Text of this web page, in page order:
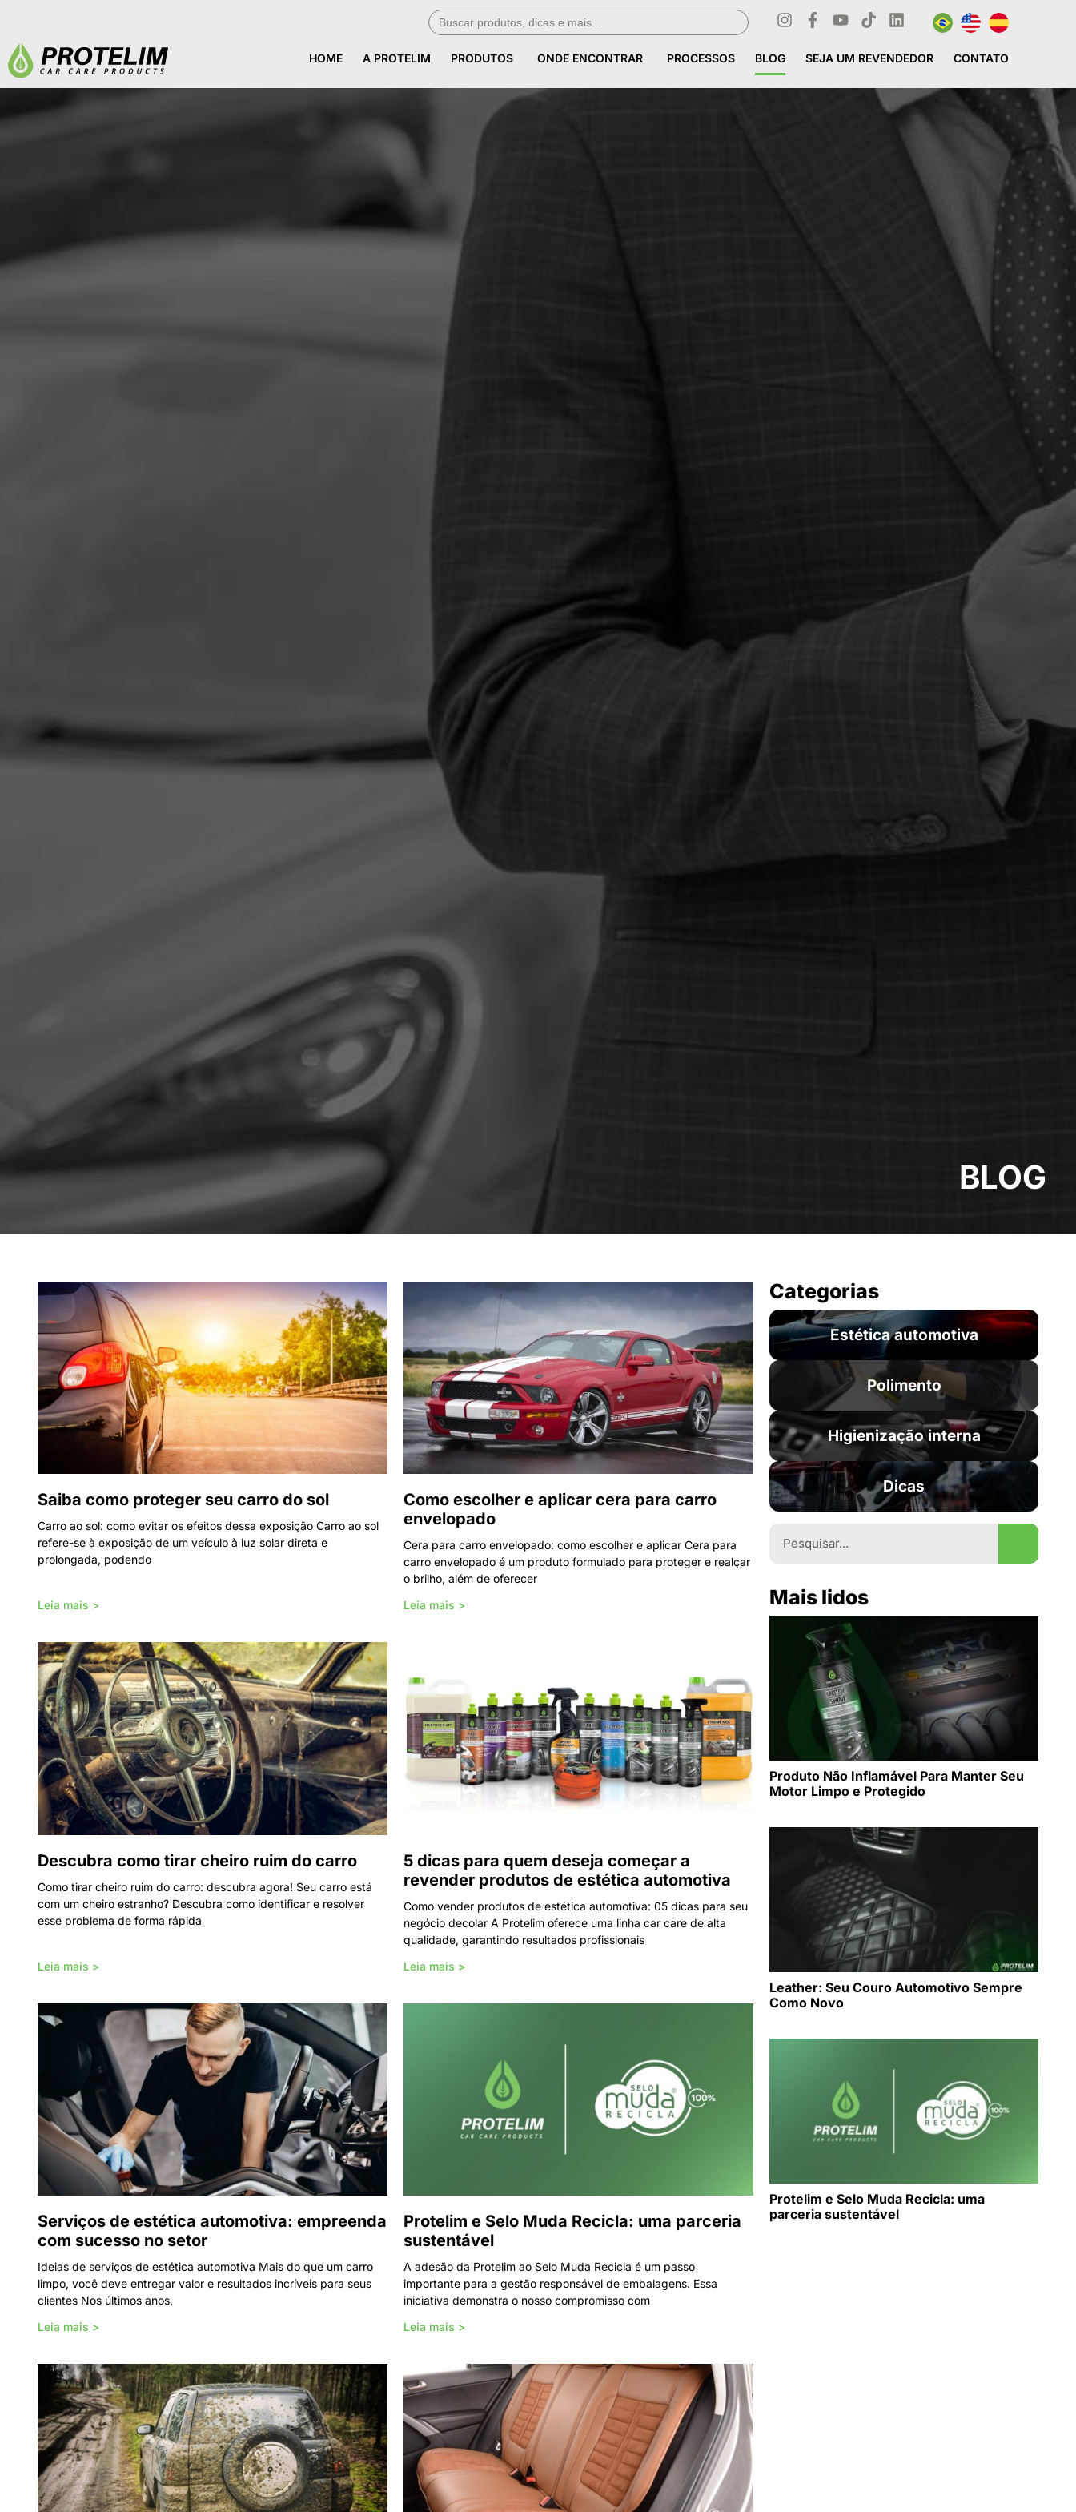
A PROTELIM PRODUTOS ONDE ENCONTRAR BLOG SEJA UM REVENDEDOR CONTATO
Search
for:
HOME A PROTELIM PRODUTOS ONDE ENCONTRAR PROCESSOS BLOG SEJA UM REVENDEDOR CONTATO
BLOG
Saiba como proteger seu carro do sol
Carro ao sol: como evitar os efeitos dessa exposição Carro ao sol
refere-se à exposição de um veículo à luz solar direta e
prolongada, podendo
Leia mais >
Como escolher e aplicar cera para carro
envelopado
Cera para carro envelopado: como escolher e aplicar Cera para
carro envelopado é um produto formulado para proteger e realçar
o brilho, além de oferecer
Leia mais >
Descubra como tirar cheiro ruim do carro
Como tirar cheiro ruim do carro: descubra agora! Seu carro está
com um cheiro estranho? Descubra como identificar e resolver
esse problema de forma rápida
Leia mais >
5 dicas para quem deseja começar a
revender produtos de estética automotiva
Como vender produtos de estética automotiva: 05 dicas para seu
negócio decolar A Protelim oferece uma linha car care de alta
qualidade, garantindo resultados profissionais
Leia mais >
Serviços de estética automotiva: empreenda
com sucesso no setor
Ideias de serviços de estética automotiva Mais do que um carro
limpo, você deve entregar valor e resultados incríveis para seus
clientes Nos últimos anos,
Leia mais >
Protelim e Selo Muda Recicla: uma parceria
sustentável
A adesão da Protelim ao Selo Muda Recicla é um passo
importante para a gestão responsável de embalagens. Essa
iniciativa demonstra o nosso compromisso com
Leia mais >
Categorias
Estética automotiva
Polimento
Higienização interna
Dicas
Mais lidos
Produto Não Inflamável Para Manter Seu
Motor Limpo e Protegido
Leather: Seu Couro Automotivo Sempre
Como Novo
Protelim e Selo Muda Recicla: uma
parceria sustentável